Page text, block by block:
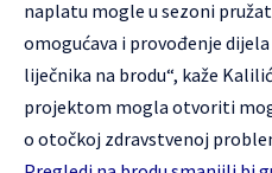
naplatu mogle u sezoni
omogućava i provođenje
liječnika na brodu“, kaže
projektom mogla otvoriti
o otočkoj zdravstvenoj